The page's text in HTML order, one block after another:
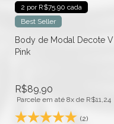
2 por R$75.90 cada
Best Seller
Body de Modal Decote V
Pink
R$89,90
Parcele em até 8x de R$11,24
(2)